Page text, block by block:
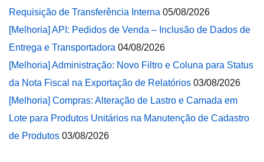
Requisição de Transferência Interna 05/08/2026
[Melhoria] API: Pedidos de Venda – Inclusão de Dados de
Entrega e Transportadora 04/08/2026
[Melhoria] Administração: Novo Filtro e Coluna para Status
da Nota Fiscal na Exportação de Relatórios 03/08/2026
[Melhoria] Compras: Alteração de Lastro e Camada em
Lote para Produtos Unitários na Manutenção de Cadastro
de Produtos 03/08/2026